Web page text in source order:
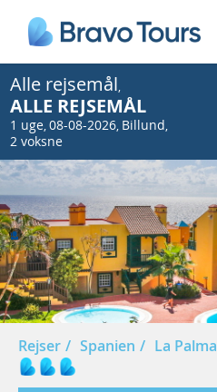
Alle rejsemål,
ALLE REJSEMÅL
1 uge,08-08-2026, Billund,
2 voksne
Prev
Rejser Spanien La Palma